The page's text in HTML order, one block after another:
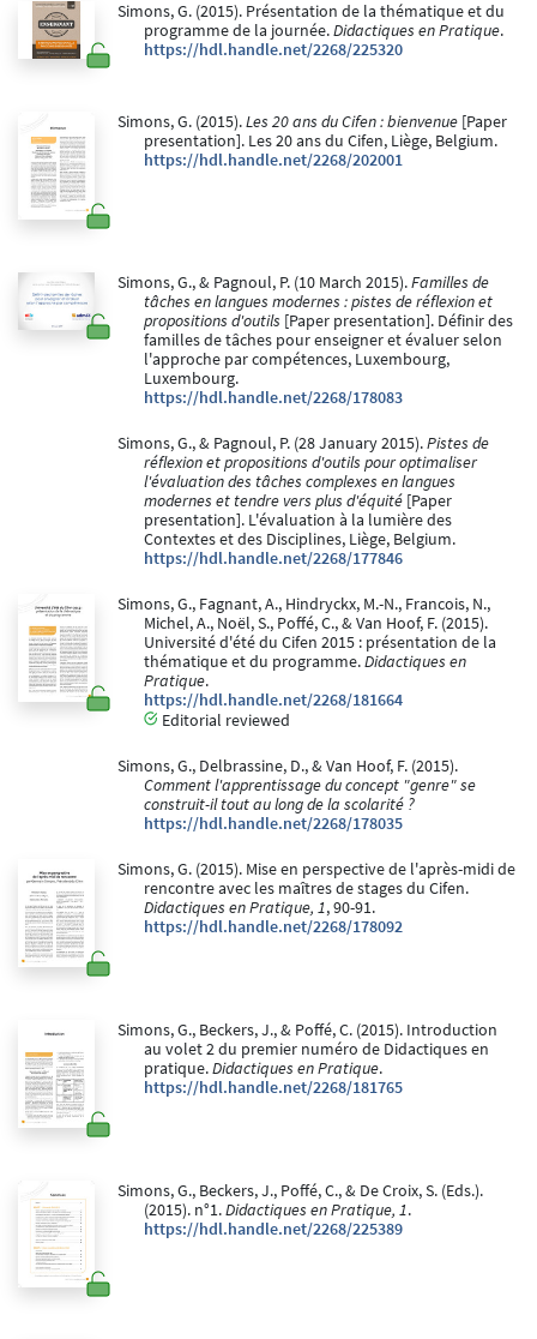
Simons, G. (2015). Présentation de la thématique et du
programme de la journée.Didactiques en Pratique.
https://hdl.handle.net/2268/225320
Simons, G. (2015).Les 20 ans du Cifen : bienvenue[Paper
presentation]. Les 20 ans du Cifen, Liège, Belgium.
https://hdl.handle.net/2268/202001
Simons, G., & Pagnoul, P. (10 March 2015).Familles de
tâches en langues modernes : pistes de réflexion et
propositions d'outils [Paper presentation]. Définir des
familles de tâches pour enseigner et évaluer selon
l'approche par compétences, Luxembourg,
Luxembourg.
https://hdl.handle.net/2268/178083
Simons, G., & Pagnoul, P. (28 January 2015).Pistes de
réflexion et propositions d'outils pour optimaliser
l'évaluation des tâches complexes en langues
modernes et tendre vers plus d'équité [Paper
presentation]. L'évaluation à la lumière des
Contextes et des Disciplines, Liège, Belgium.
https://hdl.handle.net/2268/177846
Simons, G., Fagnant, A., Hindryckx, M.-N., Francois, N.,
Michel, A., Noël, S., Poffé, C., & Van Hoof, F. (2015).
Université d'été du Cifen 2015 : présentation de la
thématique et du programme.Didactiques en
Pratique.
https://hdl.handle.net/2268/181664
Editorial reviewed
Simons, G., Delbrassine, D., & Van Hoof, F. (2015).
Comment l'apprentissage du concept "genre" se
construit-il tout au long de la scolarité ?
https://hdl.handle.net/2268/178035
Simons, G. (2015). Mise en perspective de l'après-midi de
rencontre avec les maîtres de stages du Cifen.
Didactiques en Pratique, 1, 90-91.
https://hdl.handle.net/2268/178092
Simons, G., Beckers, J., & Poffé, C. (2015). Introduction
au volet 2 du premier numéro de Didactiques en
pratique.Didactiques en Pratique.
https://hdl.handle.net/2268/181765
Simons, G., Beckers, J., Poffé, C., & De Croix, S. (Eds.).
(2015). n°1.Didactiques en Pratique, 1.
https://hdl.handle.net/2268/225389